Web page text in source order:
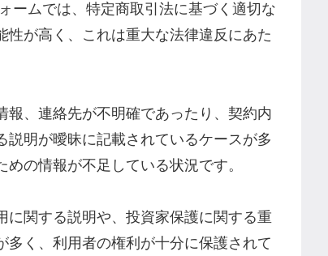
ームでは、特定商取引法に基づく適切な
性が高く、これは重大な法律違反にあた
報、連絡先が不明確であったり、契約内
説明が曖昧に記載されているケースが多
の情報が不足している状況です。
に関する説明や、投資家保護に関する重
多く、利用者の権利が十分に保護されて